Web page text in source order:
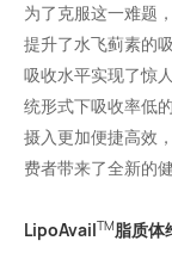
为了克服这一难题
提升了水飞蓟素的
吸收水平实现了惊
统形式下吸收率低
摄入更加便捷高效
费者带来了全新的
LipoAvailTM脂质体